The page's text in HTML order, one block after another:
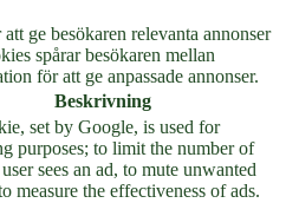
ge besökaren relevanta annonser
spårar besökaren mellan
för att ge anpassade annonser.
Beskrivning
set by Google, is used for
purposes; to limit the number of
sees an ad, to mute unwanted
measure the effectiveness of ads.